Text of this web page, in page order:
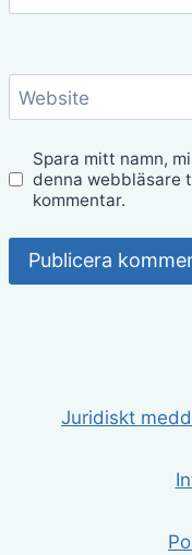
Website
Spara mitt namn,
denna webbläsare
kommentar.
Juridiskt